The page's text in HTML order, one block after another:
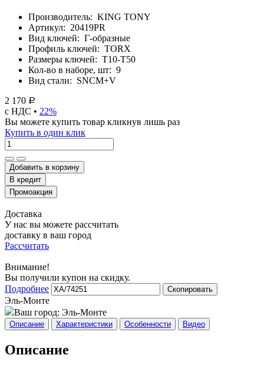
Производитель: KING TONY
Артикул: 20419PR
Вид ключей: Г-образные
Профиль ключей: TORX
Размеры ключей: T10-T50
Кол-во в наборе, шт: 9
Вид стали: SNCM+V
2 170 Р
с НДС • 22%
Вы можете купить товар кликнув лишь раз
Купить в один клик
Добавить в корзину
Доставка
У нас вы можете рассчитать
доставку в ваш город
Рассчитать
Внимание!
Вы получили купон на скидку.
Подробнее
Скопировать
Эль-Монте
Ваш город: Эль-Монте
Описание Характеристики Особенности Видео
Описание